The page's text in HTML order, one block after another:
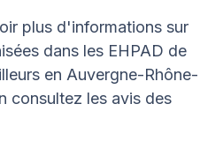
plus d'informations sur
dans les EHPAD de
en Auvergne-Rhône-
consultez les avis des